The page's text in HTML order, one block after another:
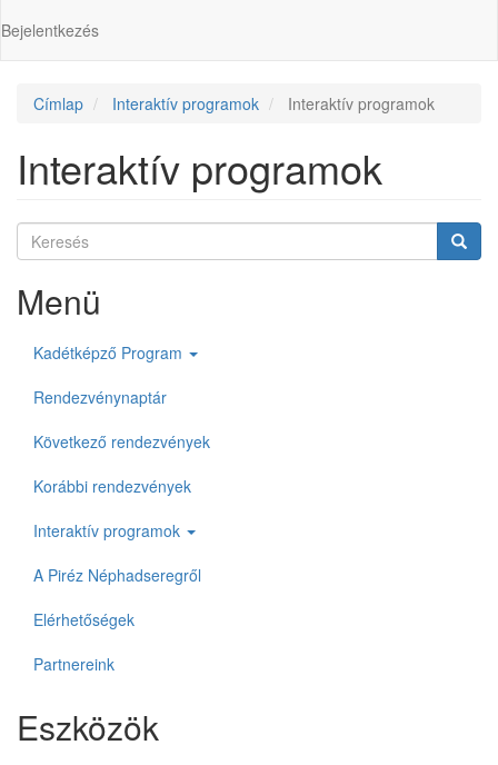
Felhasználói
menüje
Bejelentkezés
Címlap Interaktív programok Interaktív programok
Interaktív programok
Keresés
Keresés
Menü
Kadétképző Program
Rendezvénynaptár
Következő rendezvények
Korábbi rendezvények
Interaktív programok
A Piréz Néphadseregről
Elérhetőségek
Partnereink
Eszközök